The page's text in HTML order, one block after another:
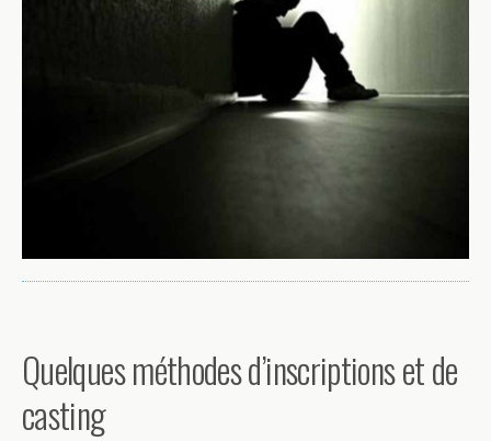
Quelques méthodes d’inscriptions et de
casting